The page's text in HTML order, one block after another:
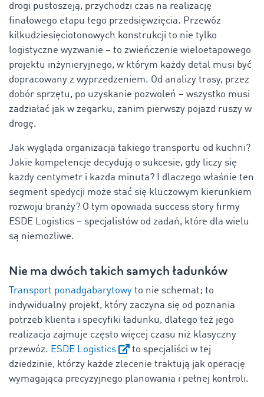
drogi pustoszeją, przychodzi czas na realizację
finałowego etapu tego przedsięwzięcia. Przewóz
kilkudziesięciotonowych konstrukcji to nie tylko
logistyczne wyzwanie – to zwieńczenie wieloetapowego
projektu inżynieryjnego, w którym każdy detal musi być
dopracowany z wyprzedzeniem. Od analizy trasy, przez
dobór sprzętu, po uzyskanie pozwoleń – wszystko musi
zadziałać jak w zegarku, zanim pierwszy pojazd ruszy w
drogę.
Jak wygląda organizacja takiego transportu od kuchni?
Jakie kompetencje decydują o sukcesie, gdy liczy się
każdy centymetr i każda minuta? I dlaczego właśnie ten
segment spedycji może stać się kluczowym kierunkiem
rozwoju branży? O tym opowiada success story firmy
ESDE Logistics – specjalistów od zadań, które dla wielu
są niemożliwe.
Nie ma dwóch takich samych ładunków
Transport ponadgabarytowy to nie schemat; to
indywidualny projekt, który zaczyna się od poznania
potrzeb klienta i specyfiki ładunku, dlatego też jego
realizacja zajmuje często więcej czasu niż klasyczny
przewóz. ESDE Logistics
to specjaliści w tej
dziedzinie, którzy każde zlecenie traktują jak operację
wymagająca precyzyjnego planowania i pełnej kontroli.